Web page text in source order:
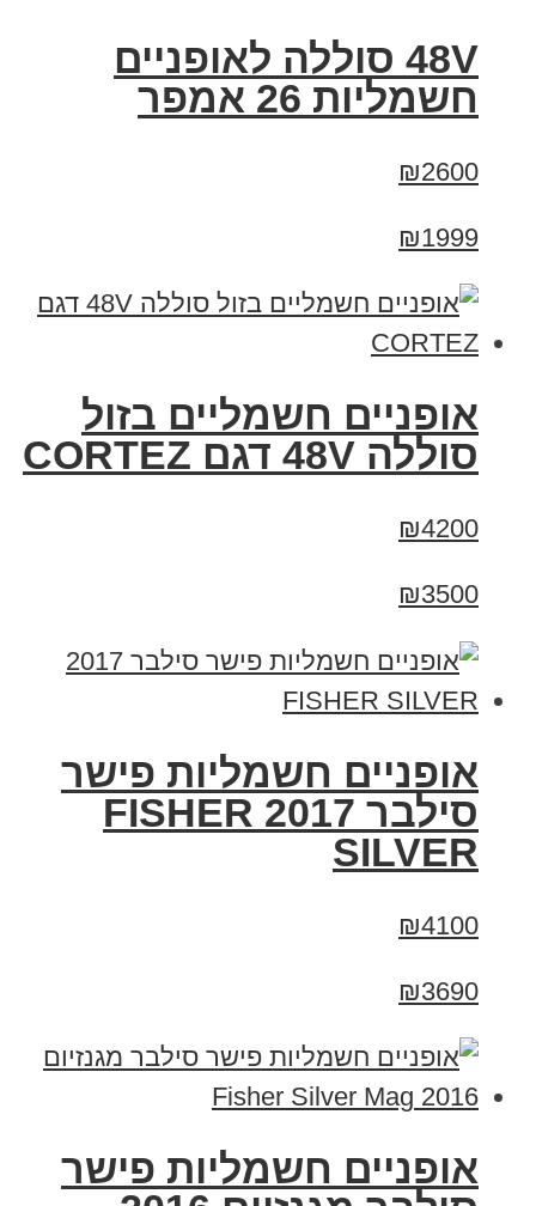
48V סוללה לאופניים
חשמליות 26 אמפר
₪2600
₪1999
אופניים חשמליים בזול
סוללה 48V דגם CORTEZ
₪4200
₪3500
אופניים חשמליות פישר
סילבר 2017 FISHER
SILVER
₪4100
₪3690
אופניים חשמליות פישר